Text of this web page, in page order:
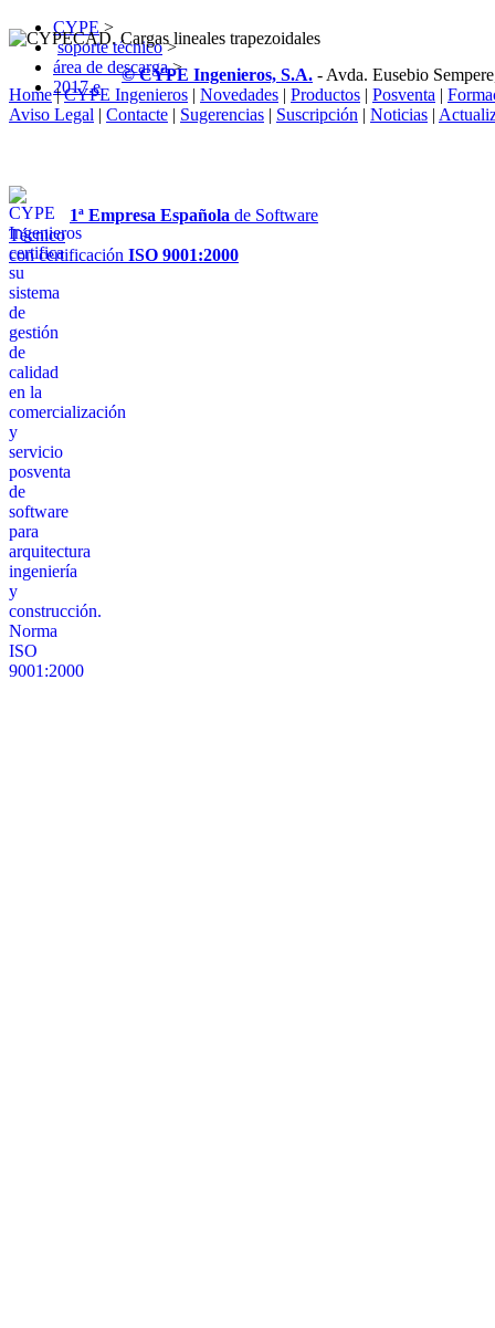
CYPE >
soporte técnico>
área de descarga>
2017.e
© CYPE Ingenieros, S.A. - Avda. Eusebio
Home|CYPE Ingenieros | Novedades | Productos | Posventa |
Aviso Legal | Contacte | Sugerencias | Suscripción | Noticias |
1ª Empresa Española de Software
Técnico
con certificación ISO 9001:2000